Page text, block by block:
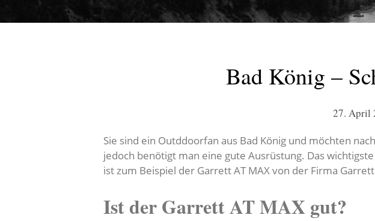
Bad König –
27. April
Sie sind ein Outddoorfan aus Bad König und möchten
jedoch benötigt man eine gute Ausrüstung. Das
ist zum Beispiel der Garrett AT MAX von der Firma
Ist der Garrett AT MAX gut?